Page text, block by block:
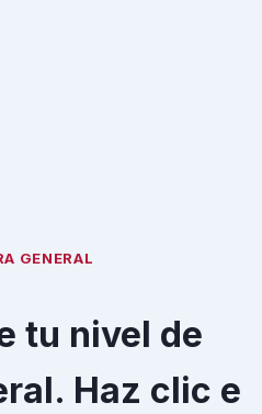
GENERAL
tu nivel de
Haz clic e